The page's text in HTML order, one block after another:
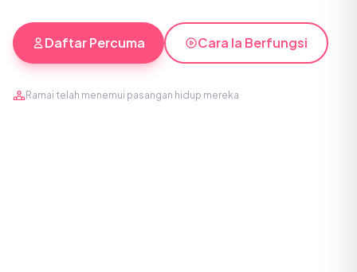
Daftar Percuma Cara Ia Berfungsi
Ramai telah menemui pasangan hidup mereka